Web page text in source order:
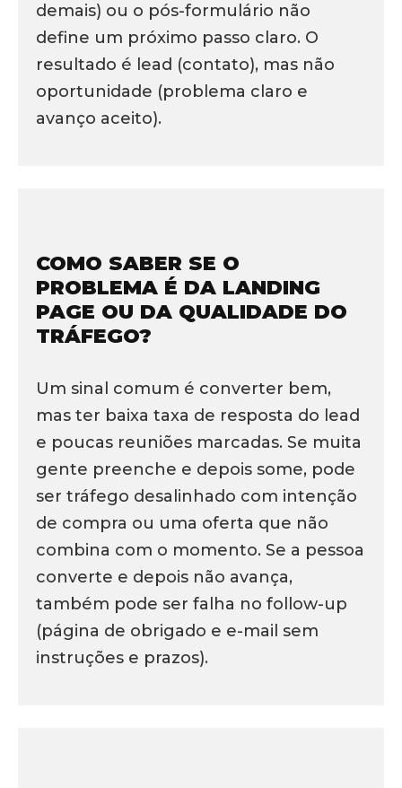
demais) ou o pós-formulário não
define um próximo passo claro. O
resultado é lead (contato), mas não
oportunidade (problema claro e
avanço aceito).
COMO SABER SE O
PROBLEMA É DA LANDING
PAGE OU DA QUALIDADE DO
TRÁFEGO?
Um sinal comum é converter bem,
mas ter baixa taxa de resposta do lead
e poucas reuniões marcadas. Se muita
gente preenche e depois some, pode
ser tráfego desalinhado com intenção
de compra ou uma oferta que não
combina com o momento. Se a pessoa
converte e depois não avança,
também pode ser falha no follow-up
(página de obrigado e e-mail sem
instruções e prazos).